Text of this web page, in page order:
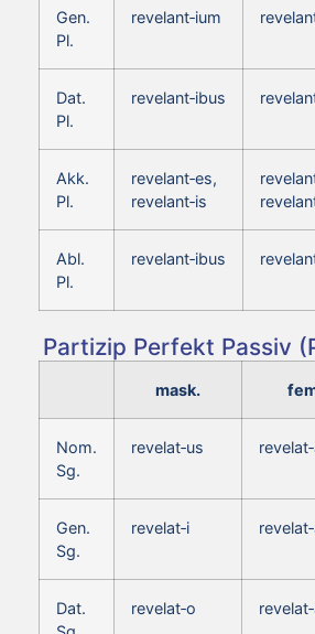
Gen.
Pl.
revelant‑ium
Dat.
Pl.
revelant‑ibus
Akk.
Pl.
revelant‑es,
revelant‑is
Abl.
Pl.
revelant‑ibus
Partizip Perfekt Passiv
mask.
Nom.
Sg.
revelat‑us
Gen.
Sg.
revelat‑i
Dat.
revelat‑o